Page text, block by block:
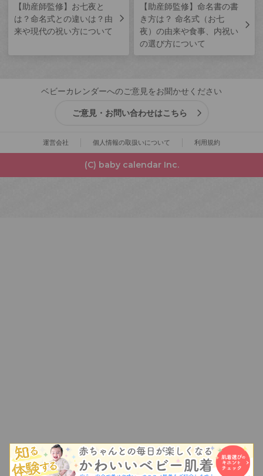
【助産師監修】お七夜と
は？命名式との違いは？由
来や現代の祝い方について
【助産師監修】命名書の書
き方は？ 命名式（お七
夜）の由来や食事、内祝い
の選び方について
ベビーカレンダーへのご意見をお聞かせください
ご意見・お問い合わせはこちら
運営会社 個人情報の取扱いについて 利用規約
(C) baby calendar Inc.